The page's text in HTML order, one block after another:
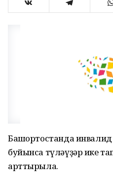
Башҡортостанда
буйынса түләүҙәр ике
арттырыла.